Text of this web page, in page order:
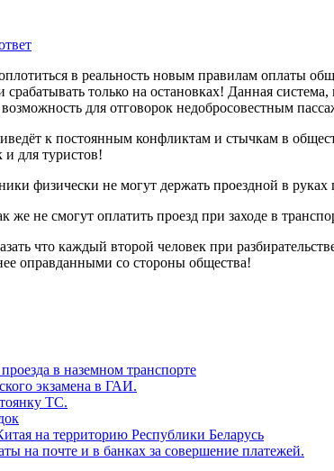
в реальность новым правилам оплаты
только на остановках! Данная
для отговорок недобросовестным
к постоянным конфликтам и стычкам в
и для туристов!
физически не могут держать проездной в
не смогут оплатить проезд при заходе в
что каждый второй человек при
оправданными со стороны общества!
в наземном транспорте
экзамена в ГАИ.
ТС.
на территорию Республики Беларусь
на почте и в банках за совершение платежей.